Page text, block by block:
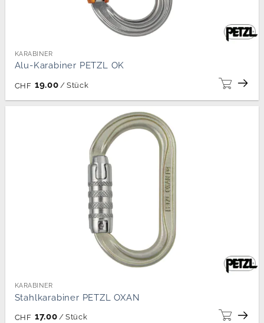
KARABINER
Alu-Karabiner PETZL OK
CHF 19.00 / Stück
KARABINER
Stahlkarabiner PETZL OXAN
CHF 17.00 / Stück